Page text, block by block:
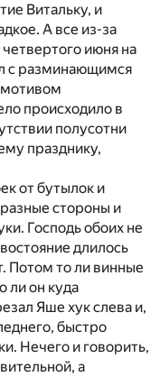
Витальку, и
А все из-за
четвертого июня на
с разминающимся
происходило в
полусотни
празднику,
от бутылок и
стороны и
Господь обоих не
длилось
Потом то ли винные
ли он куда
Яше хук слева и,
быстро
Нечего и говорить,
а